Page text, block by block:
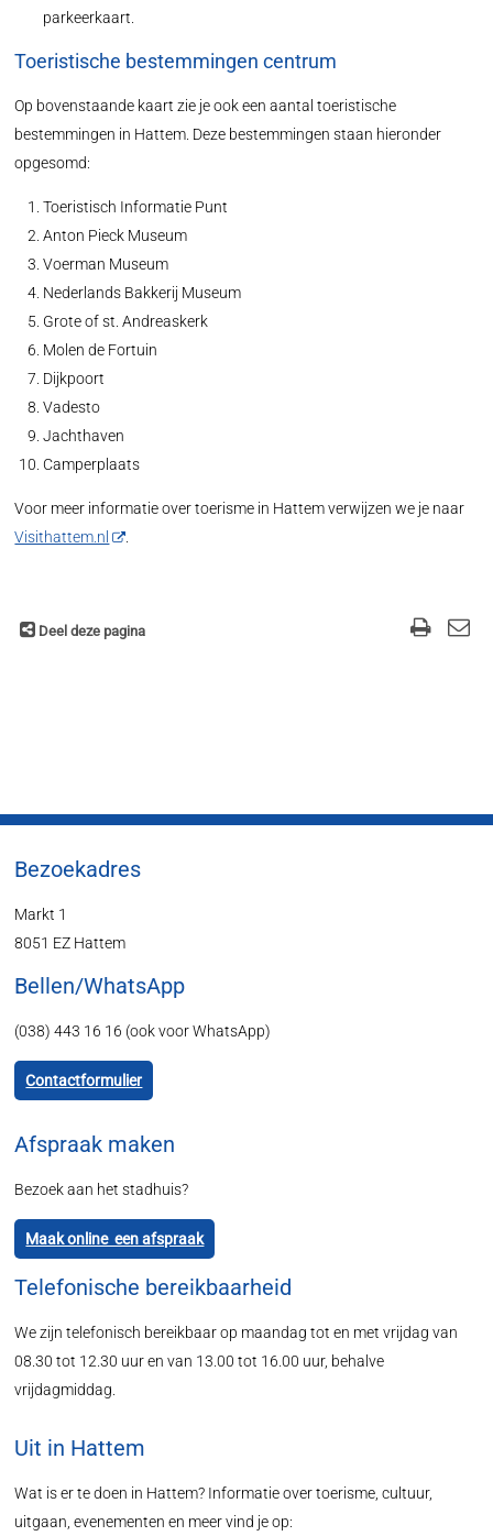
parkeerkaart.
Toeristische bestemmingen centrum
Op bovenstaande kaart zie je ook een aantal toeristische
bestemmingen in Hattem. Deze bestemmingen staan hieronder
opgesomd:
Toeristisch Informatie Punt
Anton Pieck Museum
Voerman Museum
Nederlands Bakkerij Museum
Grote of st. Andreaskerk
Molen de Fortuin
Dijkpoort
Vadesto
Jachthaven
Camperplaats
Voor meer informatie over toerisme in Hattem verwijzen we je naar
Visithattem.nl
.
Deel deze pagina
Bezoekadres
Markt 1
8051 EZ Hattem
Bellen/WhatsApp
(038) 443 16 16 (ook voor WhatsApp)
Contactformulier
Afspraak maken
Bezoek aan het stadhuis?
Maak online een afspraak
Telefonische bereikbaarheid
We zijn telefonisch bereikbaar op maandag tot en met vrijdag van
08.30 tot 12.30 uur en van 13.00 tot 16.00 uur, behalve
vrijdagmiddag.
Uit in Hattem
Wat is er te doen in Hattem? Informatie over toerisme, cultuur,
uitgaan, evenementen en meer vind je op: